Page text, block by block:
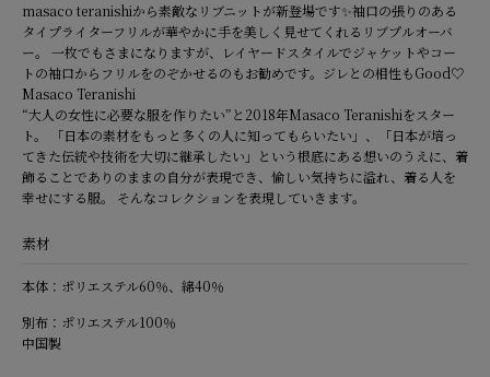
masaco teranishiから素敵なリブニットが新登場です✨袖口の張りのある
タイプライターフリルが華やかに手を美しく見せてくれるリブプルオーバ
ー。 一枚でもさまになりますが、レイヤードスタイルでジャケットやコー
トの袖口からフリルをのぞかせるのもお勧めです。ジレとの相性もGood♡
Masaco Teranishi
“大人の女性に必要な服を作りたい”と2018年Masaco Teranishiをスター
ト。 「日本の素材をもっと多くの人に知ってもらいたい」、「日本が培っ
てきた伝統や技術を大切に継承したい」という根底にある想いのうえに、着
飾ることでありのままの自分が表現でき、愉しい気持ちに溢れ、着る人を
幸せにする服。 そんなコレクションを表現していきます。
素材
本体：ポリエステル60％、綿40％
別布：ポリエステル100％
中国製